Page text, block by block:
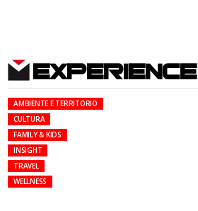
EXPERIENCE
AMBIENTE E TERRITORIO
CULTURA
FAMILY & KIDS
INSIGHT
TRAVEL
WELLNESS